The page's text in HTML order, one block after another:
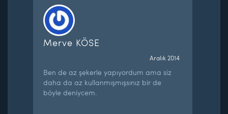
Merve KÖSE
Aralık 2014
Ben de az şekerle yapıyordum ama siz
daha da az kullanmışmışsınız bir de
böyle deniycem.